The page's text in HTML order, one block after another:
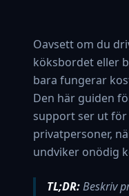
Oavsett om du
köksbordet eller
bara fungerar
Den här guiden
support ser ut
privatpersoner,
undviker onödig
TL;DR:Beskriv